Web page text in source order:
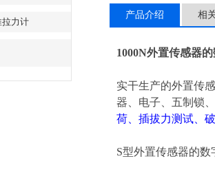
拉力计
产品介绍 相
1000N外置传感器
实干生产的外置传
器、电子、五制锁
荷、插拔力测试、
S型外置传感器的数